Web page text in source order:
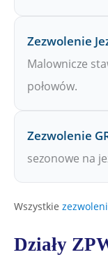
Zezwolenie
Malownicze
połowów.
Zezwolenie
sezonowe na
Wszystkie
Działy